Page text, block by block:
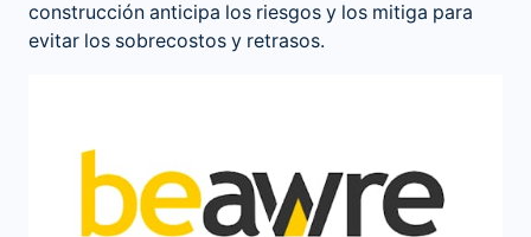
construcción anticipa los riesgos y los mitiga para
evitar los sobrecostos y retrasos.